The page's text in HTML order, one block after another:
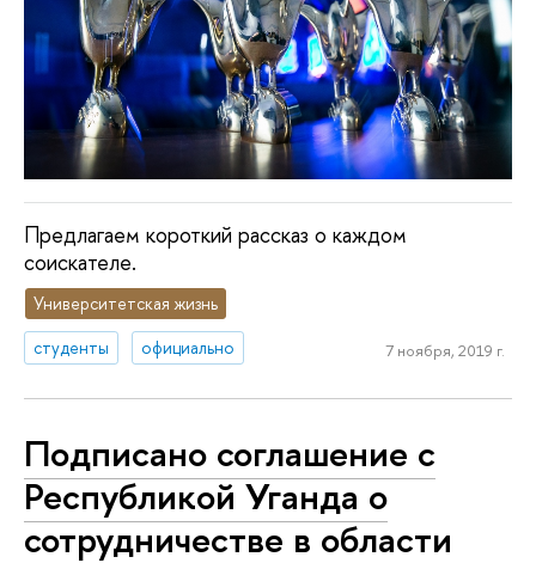
Предлагаем короткий рассказ о каждом
соискателе.
Университетская жизнь
студенты
официально 7 ноября, 2019 г.
Подписано соглашение с
Республикой Уганда о
сотрудничестве в области